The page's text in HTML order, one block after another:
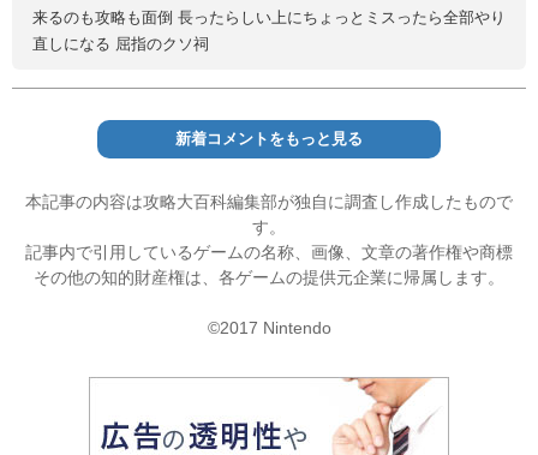
来るのも攻略も面倒 長ったらしい上にちょっとミスったら全部やり
直しになる 屈指のクソ祠
新着コメントをもっと見る
本記事の内容は攻略大百科編集部が独自に調査し作成したもので
す。
記事内で引用しているゲームの名称、画像、文章の著作権や商標
その他の知的財産権は、各ゲームの提供元企業に帰属します。
©2017 Nintendo